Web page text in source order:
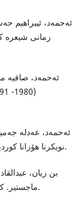
زمانى شیعره‌
نویكرنا هۆزانا كوردیدا، ناما ماسته‌رێ، زانكۆیا دهۆك: كولیژا په‌روه‌ردێ.
ماجستیر. كلیه‌ الاداب و اللغات. جامعه‌ ابی بكر بلقاید. تلمسان.